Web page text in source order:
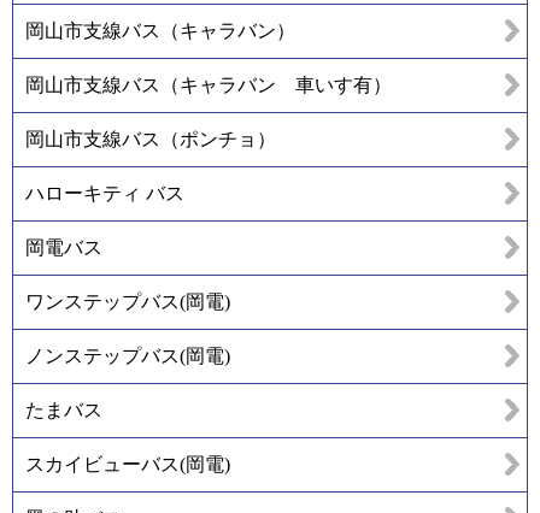
岡山市支線バス（キャラバン）
岡山市支線バス（キャラバン 車いす有）
岡山市支線バス（ポンチョ）
ハローキティ バス
岡電バス
ワンステップバス(岡電)
ノンステップバス(岡電)
たまバス
スカイビューバス(岡電)